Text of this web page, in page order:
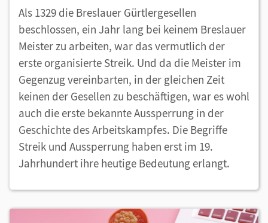
Als 1329 die Breslauer Gürtlergesellen
beschlossen, ein Jahr lang bei keinem Breslauer
Meister zu arbeiten, war das vermutlich der
erste organisierte Streik. Und da die Meister im
Gegenzug vereinbarten, in der gleichen Zeit
keinen der Gesellen zu beschäftigen, war es wohl
auch die erste bekannte Aussperrung in der
Geschichte des Arbeitskampfes. Die Begriffe
Streik und Aussperrung haben erst im 19.
Jahrhundert ihre heutige Bedeutung erlangt.